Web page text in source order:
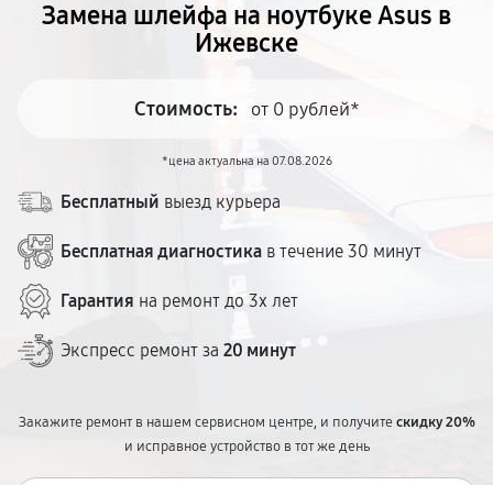
Замена шлейфа на ноутбуке Asus в
Ижевске
Стоимость: от 0 рублей*
*цена актуальна на 07.08.2026
Бесплатный выезд курьера
Бесплатная диагностика в течение 30 минут
Гарантия на ремонт до 3х лет
Экспресс ремонт за 20 минут
Закажите ремонт в нашем сервисном центре, и получитескидку 20%
и исправное устройство в тот же день